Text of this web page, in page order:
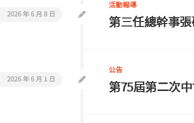
活動報導
第三任總幹事
2026 年 6 月 8 日
公告
第75屆第二次
2026 年 6 月 1 日